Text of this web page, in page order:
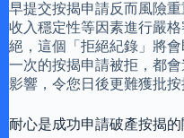
早提交按揭申請反而風險
收入穩定性等因素進行嚴
絕，這個「拒絕紀錄」將
一次的按揭申請被拒，都
影響，令您日後更難獲批按
耐心是成功申請破產按揭